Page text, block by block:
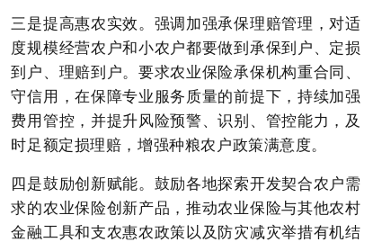
三是提高惠农实效。强调加强承保理赔管理，对适
度规模经营农户和小农户都要做到承保到户、定损
到户、理赔到户。要求农业保险承保机构重合同、
守信用，在保障专业服务质量的前提下，持续加强
费用管控，并提升风险预警、识别、管控能力，及
时足额定损理赔，增强种粮农户政策满意度。
四是鼓励创新赋能。鼓励各地探索开发契合农户需
求的农业保险创新产品，推动农业保险与其他农村
金融工具和支农惠农政策以及防灾减灾举措有机结